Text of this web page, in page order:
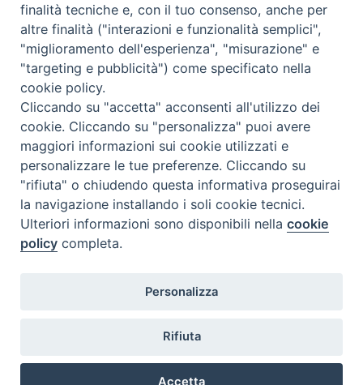
Diocesi
di Como
Diocesi di Como | piazza Grimoldi, 5
Riproduzione solo con permesso.
Iscriviti alla Newsletter
finalità tecniche e, con il tuo consenso, anche per
altre finalità ("interazioni e funzionalità semplici",
"miglioramento dell'esperienza", "misurazione" e
"targeting e pubblicità") come specificato nella
cookie policy.
Cliccando su "accetta" acconsenti all'utilizzo dei
cookie. Cliccando su "personalizza" puoi avere
maggiori informazioni sui cookie utilizzati e
personalizzare le tue preferenze. Cliccando su
"rifiuta" o chiudendo questa informativa proseguirai
la navigazione installando i soli cookie tecnici.
Ulteriori informazioni sono disponibili nellacookie
policy completa.
Personalizza
Rifiuta
Accetta